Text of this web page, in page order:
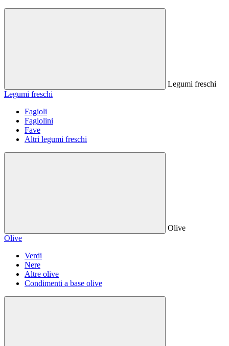
Legumi freschi
Legumi freschi
Fagioli
Fagiolini
Fave
Altri legumi freschi
Olive
Olive
Verdi
Nere
Altre olive
Condimenti a base olive